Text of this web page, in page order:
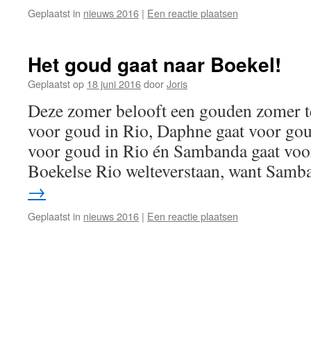
Geplaatst in nieuws 2016 | Een reactie plaatsen
Het goud gaat naar Boekel!
Geplaatst op 18 juni 2016doorJoris
Deze zomer belooft een gouden zomer
voor goud in Rio, Daphne gaat voor
voor goud in Rio én Sambanda gaat
Boekelse Rio welteverstaan, want
→
Geplaatst in nieuws 2016 | Een reactie plaatsen